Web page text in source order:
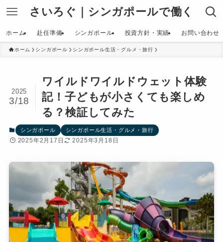
さいろぐ｜シンガポールで働く
ホーム 赴任準備 シンガポール 投資方針・実績 お問い合わせ
ホーム シンガポール シンガポール生活・グルメ・旅行
ワイルドワイルドウェット体験
記！子どもが小さくても楽しめ
る？検証してみた
2025
3/18
シンガポール シンガポール生活・グルメ・旅行
2025年2月17日 2025年3月18日